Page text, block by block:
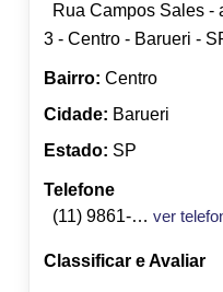
Rua Campos Sales -
3 - Centro - Barueri -
Bairro: Centro
Cidade: Barueri
Estado: SP
Telefone
(11) 9861-7802
ver
Classificar e Avaliar